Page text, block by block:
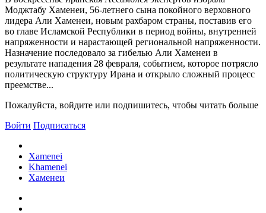
Моджтабу Хаменеи, 56-летнего сына покойного верховного
лидера Али Хаменеи, новым рахбаром страны, поставив его
во главе Исламской Республики в период войны, внутренней
напряженности и нарастающей региональной напряженности.
Назначение последовало за гибелью Али Хаменеи в
результате нападения 28 февраля, событием, которое потрясло
политическую структуру Ирана и открыло сложный процесс
преемстве...
Пожалуйста, войдите или подпишитесь, чтобы читать больше
Войти Подписаться
Xamenei
Khamenei
Хаменеи